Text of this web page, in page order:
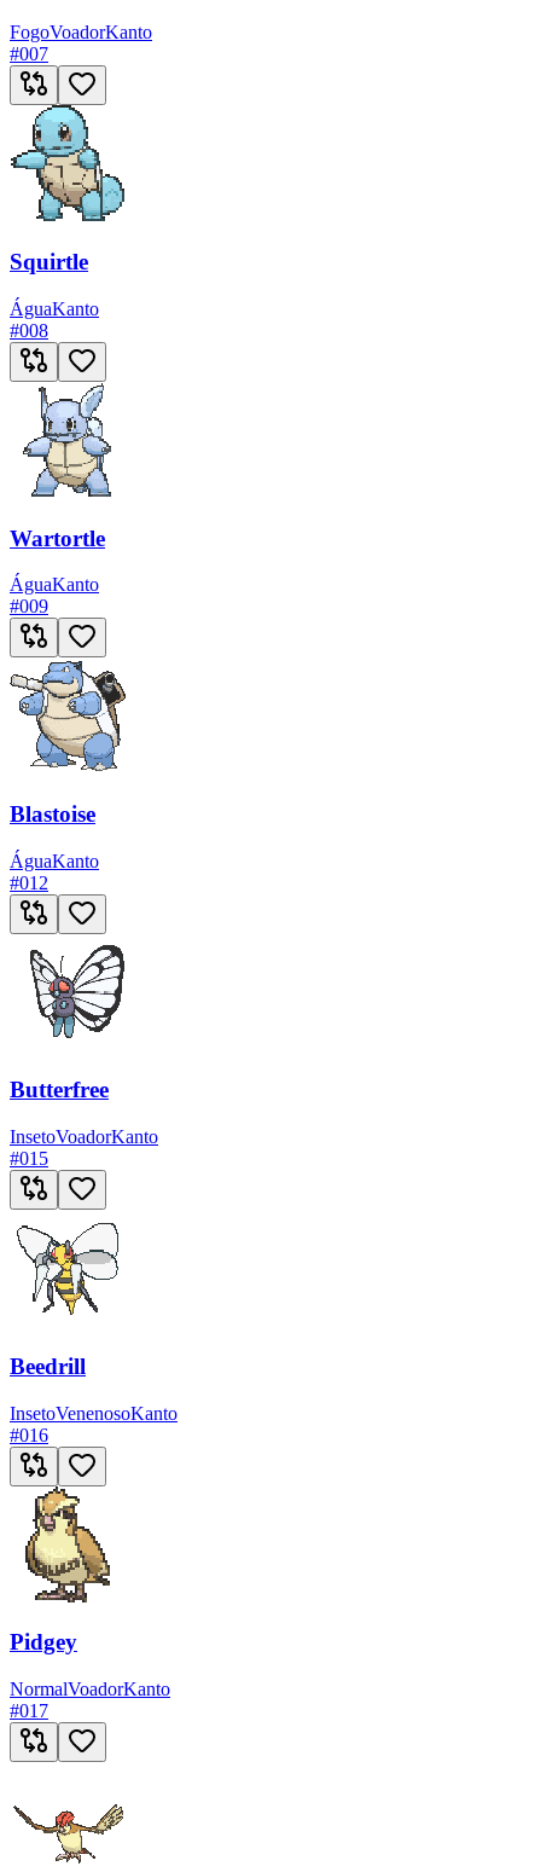
FogoVoadorKanto
#007
Squirtle
ÁguaKanto
#008
Wartortle
ÁguaKanto
#009
Blastoise
ÁguaKanto
#012
Butterfree
InsetoVoadorKanto
#015
Beedrill
InsetoVenenosoKanto
#016
Pidgey
NormalVoadorKanto
#017